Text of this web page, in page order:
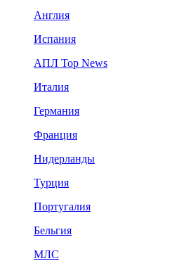
Англия
Испания
АПЛ Top News
Италия
Германия
Франция
Нидерланды
Турция
Португалия
Бельгия
МЛС